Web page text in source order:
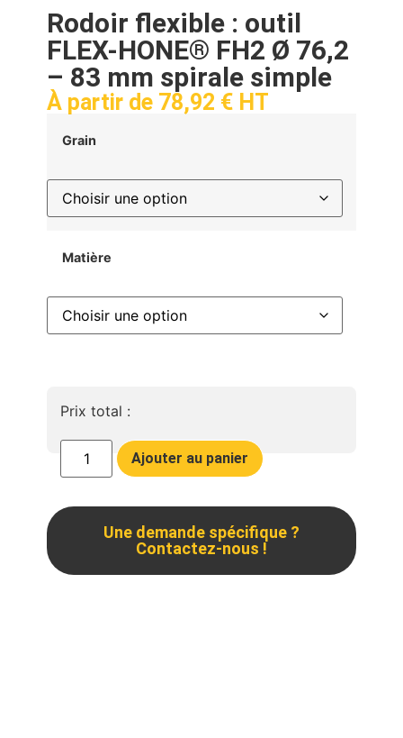
Rodoir flexible : outil
FLEX-HONE® FH2 Ø 76,2
– 83 mm spirale simple
À partir de 78,92 € HT
Grain
Matière
Prix total :
Ajouter au panier
Une demande spécifique ?
Contactez-nous !